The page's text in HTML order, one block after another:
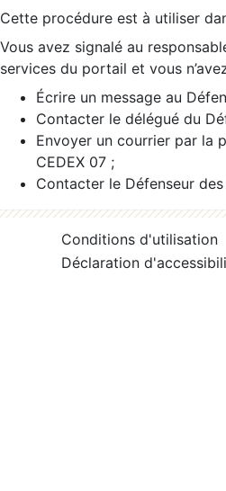
Cette procédure est à utiliser
Vous avez signalé au
services du portail et vous
Écrire un message au
Contacter le délégué du
Envoyer un courrier par la
CEDEX 07 ;
Contacter le Défenseur
Conditions d'utilisation
Déclaration